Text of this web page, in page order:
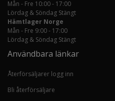
Mån - Fre 10:00 - 17:00
Lördag & Söndag Stängt
Hämtlager Norge
Mån - Fre 9:00 - 17:00
Lördag & Söndag Stängt
Användbara länkar
Återförsäljarer logg inn
Bli återförsäljare